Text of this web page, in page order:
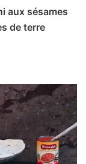
aux sésames
de terre